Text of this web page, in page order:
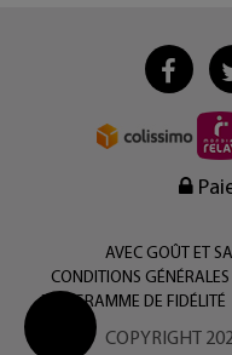
AVEC GOÛT ET
CONDITIONS GÉNÉRALES
PROGRAMME DE FIDÉLITÉ
COPYRIGHT